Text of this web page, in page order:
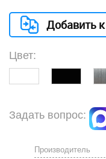
Добавить
Цвет:
Задать вопрос:
Производитель